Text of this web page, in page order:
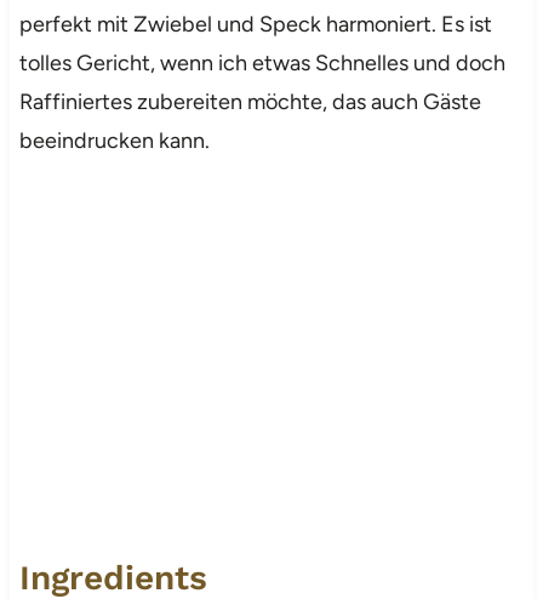
perfekt mit Zwiebel und Speck harmoniert. Es ist
tolles Gericht, wenn ich etwas Schnelles und doch
Raffiniertes zubereiten möchte, das auch Gäste
beeindrucken kann.
Ingredients